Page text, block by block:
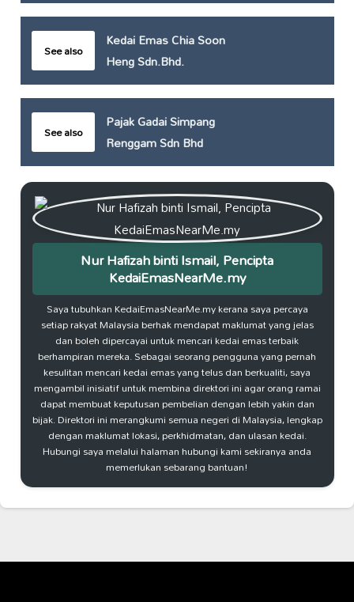
See also
Kedai Emas Chia Soon
Heng Sdn.Bhd.
See also
Pajak Gadai Simpang
Renggam Sdn Bhd
Nur Hafizah binti Ismail, Pencipta
KedaiEmasNearMe.my
Saya tubuhkan KedaiEmasNearMe.my kerana saya percaya
setiap rakyat Malaysia berhak mendapat maklumat yang jelas
dan boleh dipercayai untuk mencari kedai emas terbaik
berhampiran mereka. Sebagai seorang pengguna yang pernah
kesulitan mencari kedai emas yang telus dan berkualiti, saya
mengambil inisiatif untuk membina direktori ini agar orang ramai
dapat membuat keputusan pembelian dengan lebih yakin dan
bijak. Direktori ini merangkumi semua negeri di Malaysia, lengkap
dengan maklumat lokasi, perkhidmatan, dan ulasan kedai.
Hubungi saya melalui halaman hubungi kami sekiranya anda
memerlukan sebarang bantuan!